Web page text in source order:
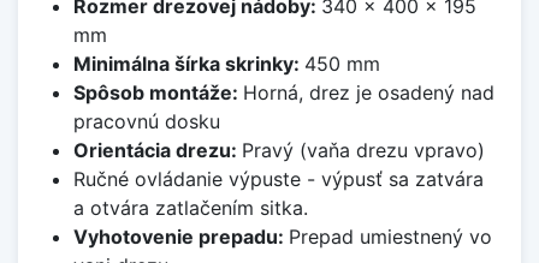
Rozmer drezovej nádoby: 340 x 400 x 195
mm
Minimálna šírka skrinky: 450 mm
Spôsob montáže: Horná, drez je osadený nad
pracovnú dosku
Orientácia drezu: Pravý (vaňa drezu vpravo)
Ručné ovládanie výpuste - výpusť sa zatvára
a otvára zatlačením sitka.
Vyhotovenie prepadu: Prepad umiestnený vo